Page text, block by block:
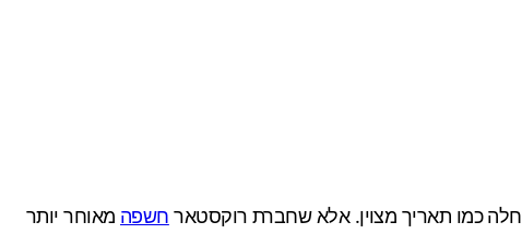
חשפה מאוחר יותר